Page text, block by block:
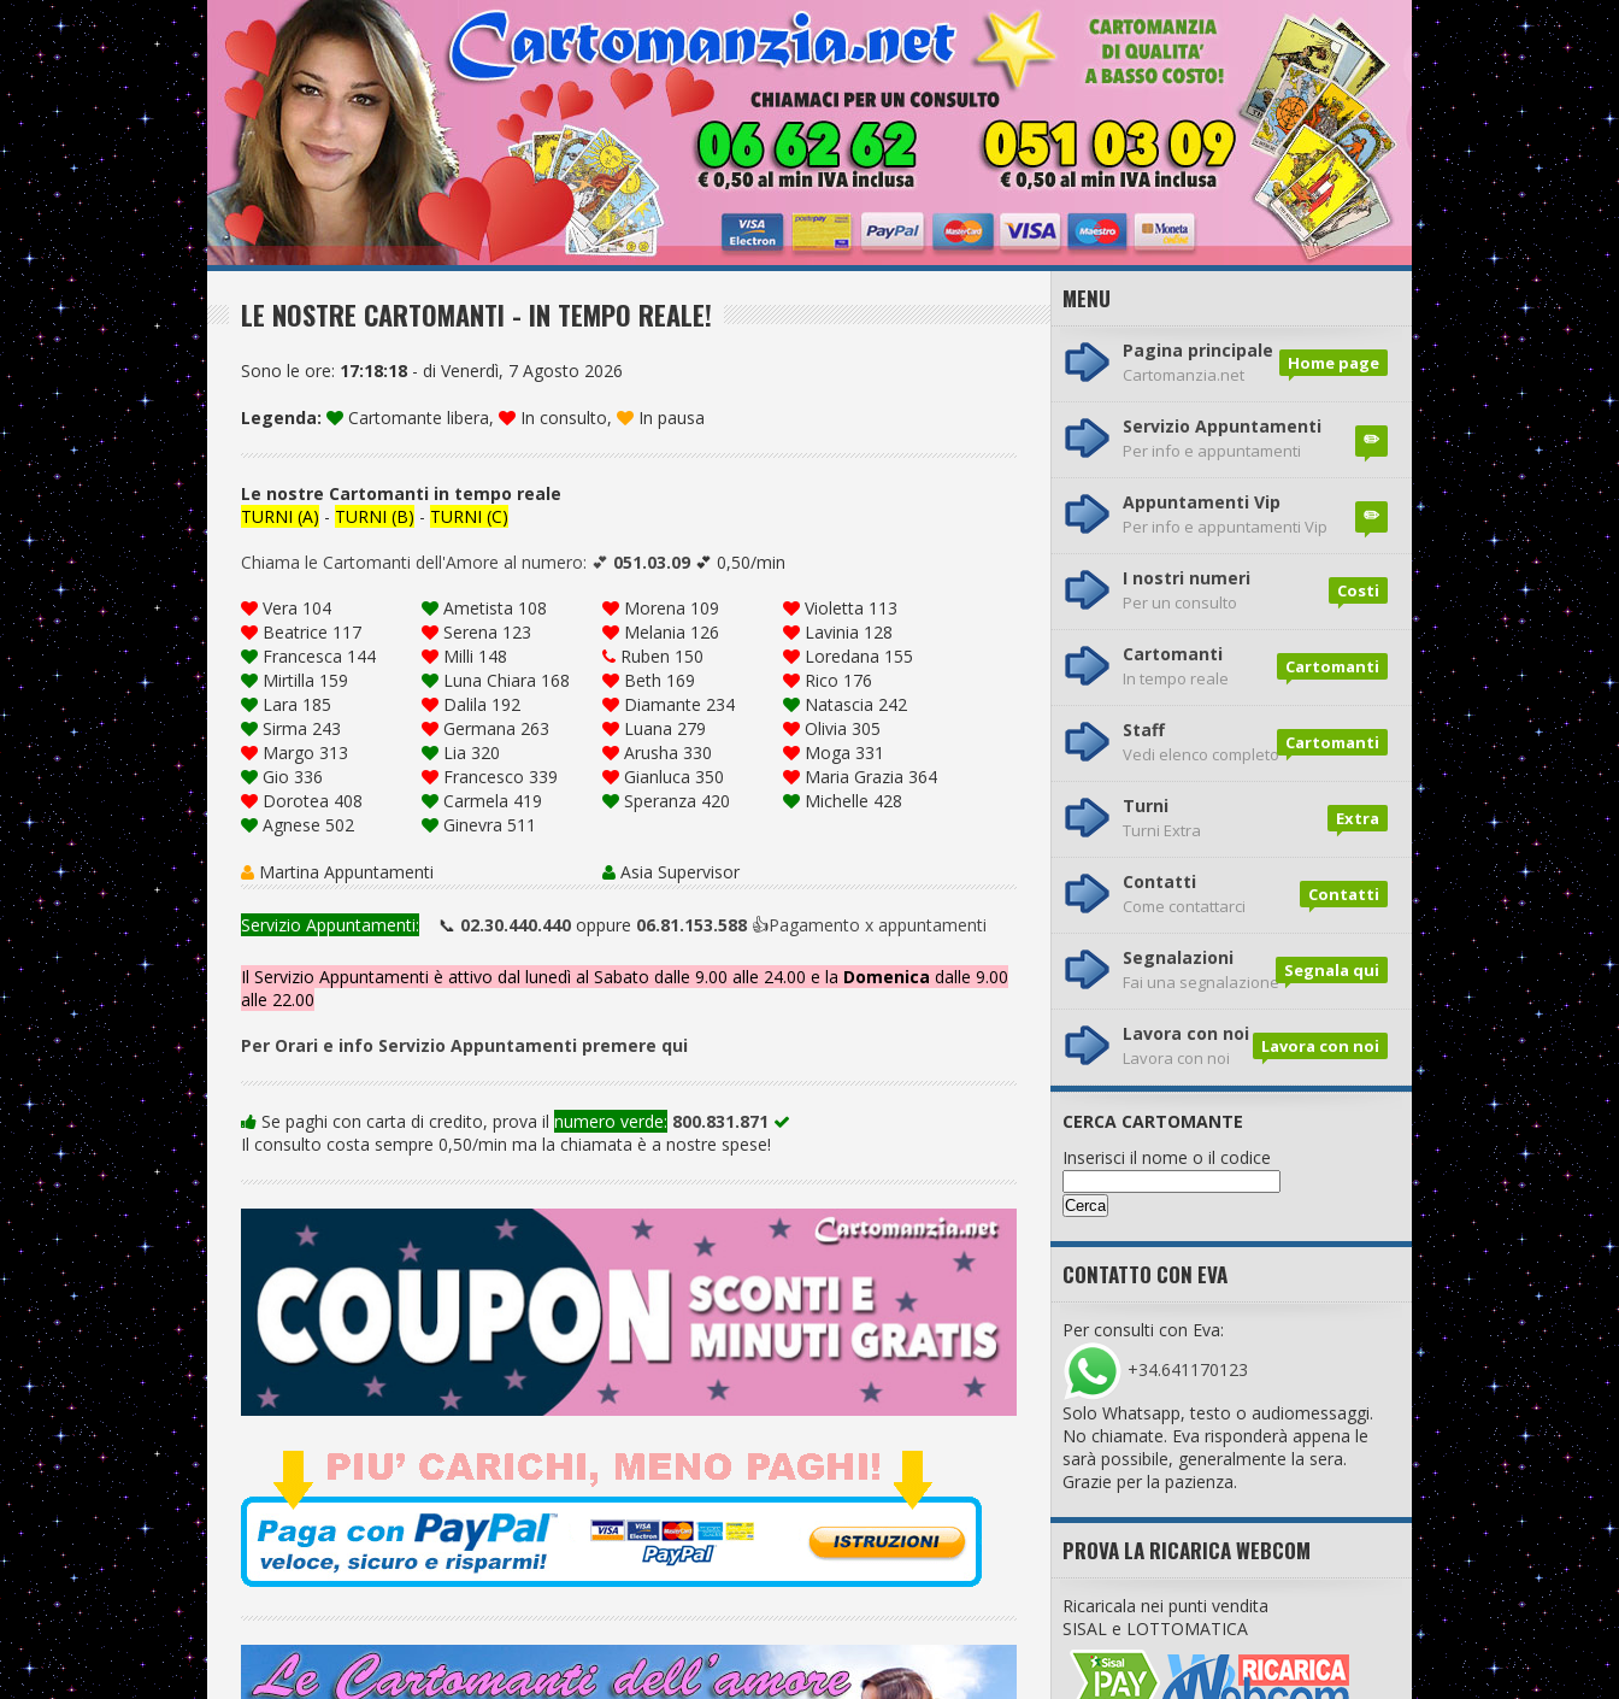
LE NOSTRE CARTOMANTI - IN TEMPO REALE!
Sono le ore: 17:18:19 - di Venerdì, 7 Agosto 2026
Legenda: Cartomante libera, In consulto, In pausa
Le nostre Cartomanti in tempo reale
TURNI (A) - TURNI (B) - TURNI (C)
Chiama le Cartomanti dell'Amore al numero: 💕 051.03.09 💕 0,50/min
Vera 104
Ametista 108 Morena 109
Violetta 113
Beatrice 117
Serena 123 Melania 126
Lavinia 128
Francesca 144
Milli 148 Ruben 150
Loredana 155
Mirtilla 159
Luna Chiara 168 Beth 169
Rico 176
Lara 185
Dalila 192 Diamante 234
Natascia 242
Sirma 243
Germana 263 Luana 279
Olivia 305
Margo 313
Lia 320 Arusha 330
Moga 331
Gio 336
Francesco 339 Gianluca 350
Maria Grazia 364
Dorotea 408
Carmela 419 Speranza 420
Michelle 428
Agnese 502
Ginevra 511
Martina Appuntamenti Asia Supervisor
Servizio Appuntamenti: 📞 02.30.440.440 oppure 06.81.153.588 👍Pagamento x appuntamenti
Il Servizio Appuntamenti è attivo dal lunedì al Sabato dalle 9.00 alle 24.00 e la Domenica dalle 9.00
alle 22.00
Per Orari e info Servizio Appuntamenti premere qui
Se paghi con carta di credito, prova il numero verde: 800.831.871
Il consulto costa sempre 0,50/min ma la chiamata è a nostre spese!
MENU
Home page
Pagina principale
Cartomanzia.net
✏️
Servizio Appuntamenti
Per info e appuntamenti
✏️
Appuntamenti Vip
Per info e appuntamenti Vip
Costi
I nostri numeri
Per un consulto
Cartomanti
Cartomanti
In tempo reale
Cartomanti
Staff
Vedi elenco completo
Extra
Turni
Turni Extra
Contatti
Contatti
Come contattarci
Segnala qui
Segnalazioni
Fai una segnalazione
Lavora con noi
Lavora con noi
Lavora con noi
CERCA CARTOMANTE
Inserisci il nome o il codice
CONTATTO CON EVA
Per consulti con Eva:
+34.641170123
Solo Whatsapp, testo o audiomessaggi.
No chiamate. Eva risponderà appena le
sarà possibile, generalmente la sera.
Grazie per la pazienza.
PROVA LA RICARICA WEBCOM
Ricaricala nei punti vendita
SISAL e LOTTOMATICA